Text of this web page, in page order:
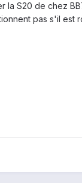
la S20 de chez
pas s'il est